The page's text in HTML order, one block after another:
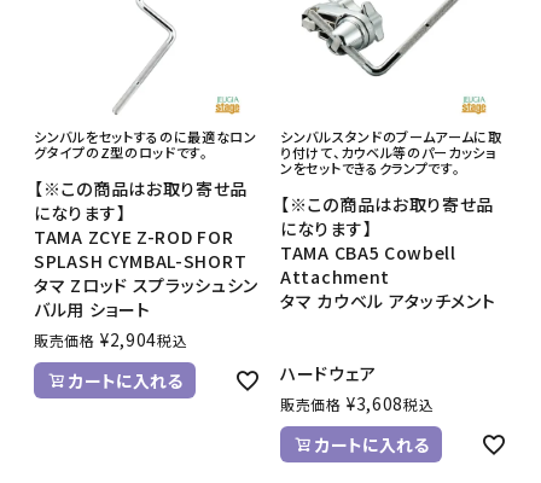
シンバルをセットするのに最適なロン
グタイプのZ型のロッドです。
【※この商品はお取り寄せ品
になります】
TAMA ZCYE Z-ROD FOR
SPLASH CYMBAL-SHORT
タマ Zロッド スプラッシュシン
バル用 ショート
販売価格 ¥2,904税込
カートに入れる
シンバルスタンドのブームアームに取
り付けて、カウベル等のパーカッショ
ンをセットできるクランプです。
【※この商品はお取り寄せ品
になります】
TAMA CBA5 Cowbell
Attachment
タマ カウベル アタッチメント
ハードウェア
販売価格 ¥3,608税込
カートに入れる